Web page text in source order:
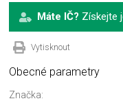
Máte IČ? Získejte
Vytisknout
Obecné parametry
Značka: